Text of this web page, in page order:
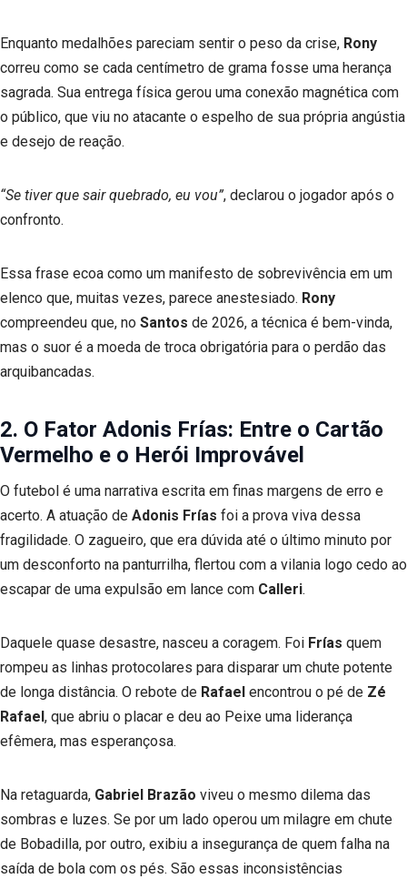
Enquanto medalhões pareciam sentir o peso da crise, Rony
correu como se cada centímetro de grama fosse uma herança
sagrada. Sua entrega física gerou uma conexão magnética com
o público, que viu no atacante o espelho de sua própria angústia
e desejo de reação.
“Se tiver que sair quebrado, eu vou”, declarou o jogador após o
confronto.
Essa frase ecoa como um manifesto de sobrevivência em um
elenco que, muitas vezes, parece anestesiado. Rony
compreendeu que, no Santos de 2026, a técnica é bem-vinda,
mas o suor é a moeda de troca obrigatória para o perdão das
arquibancadas.
2. O Fator Adonis Frías: Entre o Cartão
Vermelho e o Herói Improvável
O futebol é uma narrativa escrita em finas margens de erro e
acerto. A atuação de Adonis Frías foi a prova viva dessa
fragilidade. O zagueiro, que era dúvida até o último minuto por
um desconforto na panturrilha, flertou com a vilania logo cedo ao
escapar de uma expulsão em lance com Calleri.
Daquele quase desastre, nasceu a coragem. Foi Frías quem
rompeu as linhas protocolares para disparar um chute potente
de longa distância. O rebote de Rafael encontrou o pé de Zé
Rafael , que abriu o placar e deu ao Peixe uma liderança
efêmera, mas esperançosa.
Na retaguarda, Gabriel Brazão viveu o mesmo dilema das
sombras e luzes. Se por um lado operou um milagre em chute
de Bobadilla, por outro, exibiu a insegurança de quem falha na
saída de bola com os pés. São essas inconsistências